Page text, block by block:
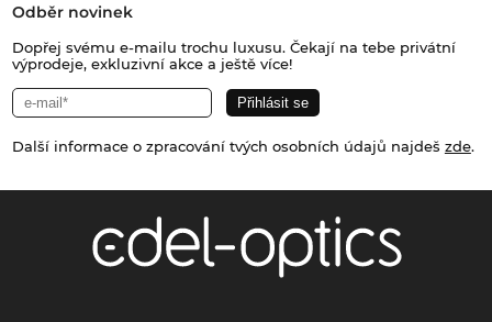
Odběr novinek
Dopřej svému e-mailu trochu luxusu. Čekají na tebe privátní
výprodeje, exkluzivní akce a ještě více!
Další informace o zpracování tvých osobních údajů najdeš zde.